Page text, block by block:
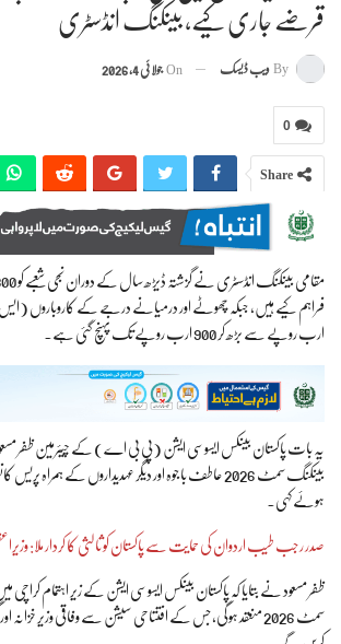
قرضے جاری کیے، بینکنگ انڈسٹری
By ویب ڈیسک On جولائی 4, 2026
0
Share
ارب روپے سے بڑھ کر 900 ارب روپے تک پہنچ گئی ہے۔
یہ بات پاکستان بینکس ایسوسی ایشن (پی بی اے) کے چیئرمین ظفر
بینکنگ سمٹ 2026 عاطف باجوہ اور دیگر عہدیداروں کے
ہوئے کہی۔
صدر رجب طیب اردوان کی حمایت سے پاکستان کو ثالثی کا کردار ملا:
سمٹ 2026 منعقد ہوگی، جس کے افتتاحی سیشن سے وفاقی وزیر